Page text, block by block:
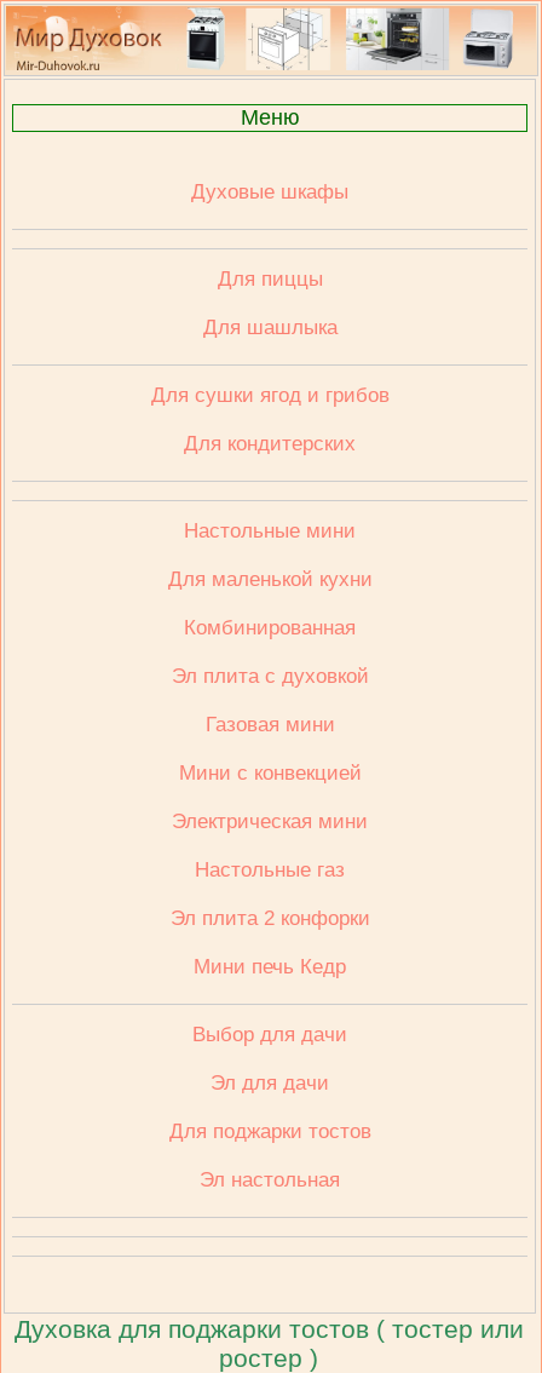
Меню
Духовые шкафы
Для пиццы
Для шашлыка
Для сушки ягод и грибов
Для кондитерских
Настольные мини
Для маленькой кухни
Комбинированная
Эл плита с духовкой
Газовая мини
Мини с конвекцией
Электрическая мини
Настольные газ
Эл плита 2 конфорки
Мини печь Кедр
Выбор для дачи
Эл для дачи
Для поджарки тостов
Эл настольная
Духовка для поджарки тостов ( тостер или
ростер )